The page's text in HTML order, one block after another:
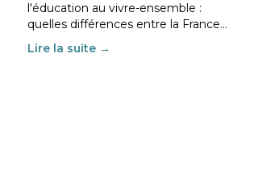
l'éducation au vivre-ensemble :
quelles différences entre la France…
Lire la suite →